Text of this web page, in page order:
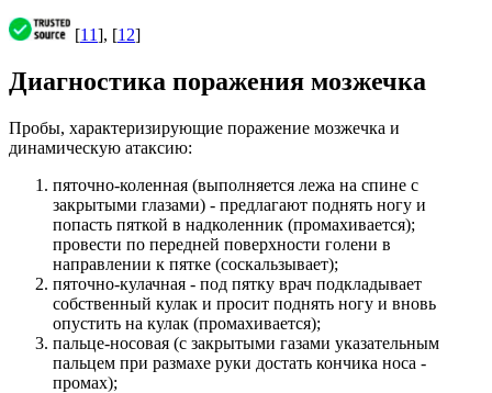
[11], [12]
Диагностика поражения мозжечка
Пробы, характеризирующие поражение мозжечка и
динамическую атаксию:
пяточно-коленная (выполняется лежа на спине с
закрытыми глазами) - предлагают поднять ногу и
попасть пяткой в надколенник (промахивается);
провести по передней поверхности голени в
направлении к пятке (соскальзывает);
пяточно-кулачная - под пятку врач подкладывает
собственный кулак и просит поднять ногу и вновь
опустить на кулак (промахивается);
пальце-носовая (с закрытыми газами указательным
пальцем при размахе руки достать кончика носа -
промах);